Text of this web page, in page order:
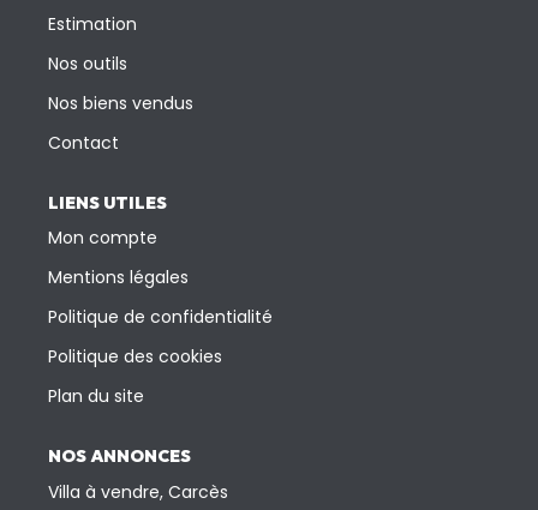
Estimation
Nos outils
Nos biens vendus
Contact
LIENS UTILES
Mon compte
Mentions légales
Politique de confidentialité
Politique des cookies
Plan du site
NOS ANNONCES
Villa à vendre, Carcès